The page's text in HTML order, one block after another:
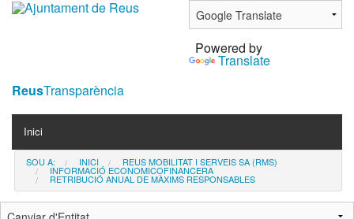
Powered by
Translate
ReusTransparència
Navigation
Inici
Contacta
Notícies
SOU A: INICI REUS MOBILITAT I SERVEIS SA (RMS)
INFORMACIÓ ECONOMICOFINANCERA
RETRIBUCIÓ ANUAL DE MÀXIMS RESPONSABLES